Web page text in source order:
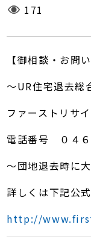
171
【御相談・お問
～UR住宅退去総
ファーストリサ
電話番号 ０４６
～団地退去時に
詳しくは下記公
http://